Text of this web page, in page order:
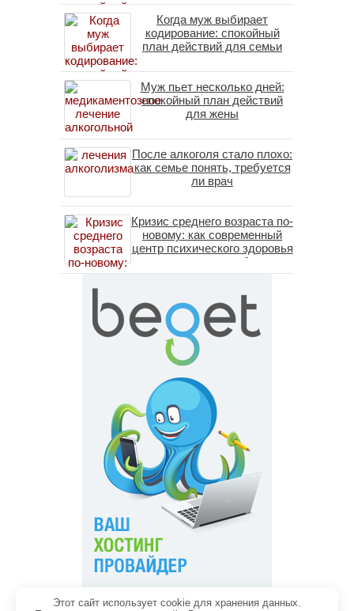
Когда муж выбирает
кодирование: спокойный
план действий для семьи
Муж пьет несколько дней:
спокойный план действий
для жены
После алкоголя стало плохо:
как семье понять, требуется
ли врач
Кризис среднего возраста по-
новому: как современный
центр психического здоровья
помогает пересобрать
личность без таблеток
Этот сайт использует cookie для хранения данных.